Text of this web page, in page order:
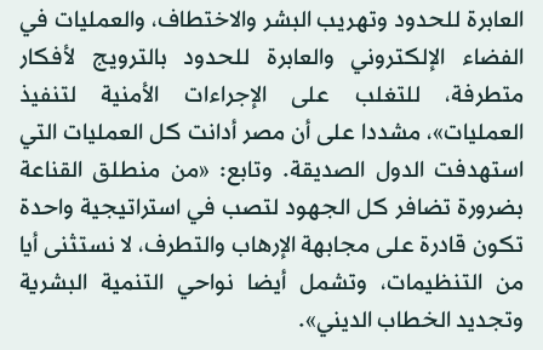
العابرة للحدود وتهريب البشر والاختطاف، والعمليات في
الفضاء الإلكتروني والعابرة للحدود بالترويج لأفكار
متطرفة، للتغلب على الإجراءات الأمنية لتنفيذ
العمليات»، مشددا على أن مصر أدانت كل العمليات التي
استهدفت الدول الصديقة. وتابع: «من منطلق القناعة
بضرورة تضافر كل الجهود لتصب في استراتيجية واحدة
تكون قادرة على مجابهة الإرهاب والتطرف، لا نستثنى أيا
من التنظيمات، وتشمل أيضا نواحي التنمية البشرية
وتجديد الخطاب الديني».